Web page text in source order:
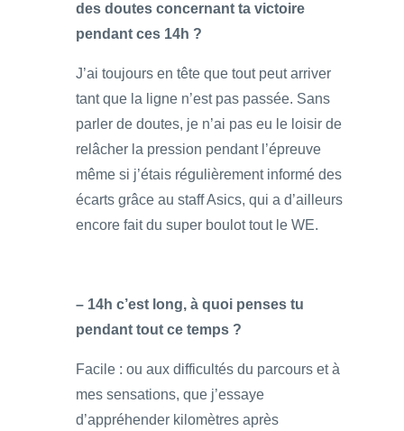
des doutes concernant ta victoire
pendant ces 14h ?
J’ai toujours en tête que tout peut arriver
tant que la ligne n’est pas passée. Sans
parler de doutes, je n’ai pas eu le loisir de
relâcher la pression pendant l’épreuve
même si j’étais régulièrement informé des
écarts grâce au staff Asics, qui a d’ailleurs
encore fait du super boulot tout le WE.
– 14h c’est long, à quoi penses tu
pendant tout ce temps ?
Facile : ou aux difficultés du parcours et à
mes sensations, que j’essaye
d’appréhender kilomètres après